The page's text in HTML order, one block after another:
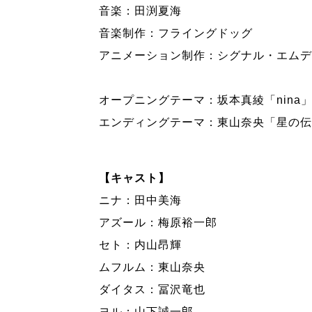
音楽：田渕夏海
音楽制作：フライングドッグ
アニメーション制作：シグナル・エムデ
オープニングテーマ：坂本真綾「nina」
エンディングテーマ：東山奈央「星の伝
【キャスト】
ニナ：田中美海
アズール：梅原裕一郎
セト：内山昂輝
ムフルム：東山奈央
ダイタス：冨沢竜也